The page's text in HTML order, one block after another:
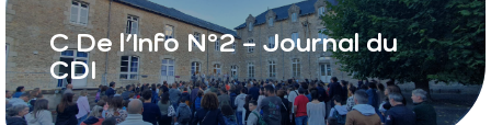
C De l’Info N°2 – Journal du
CDI
NOUS CONTACTER